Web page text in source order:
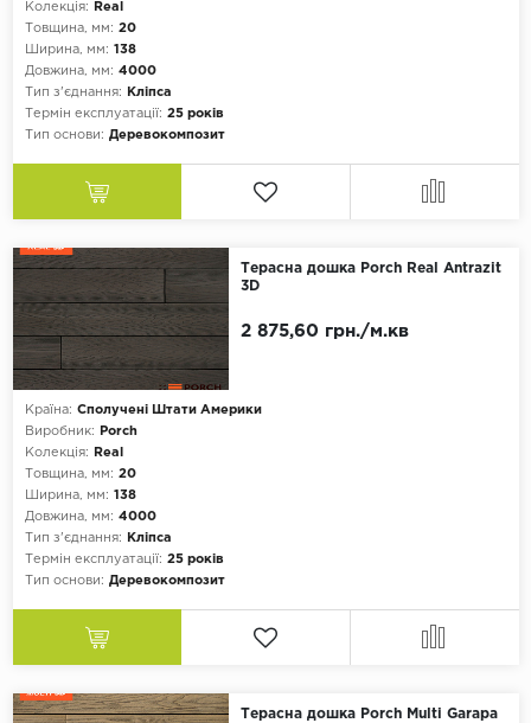
Колекція:
Real
Товщина, мм: 20
Ширина, мм: 138
Довжина, мм: 4000
Тип з'єднання:
Кліпса
Термін експлуатації: 25 років
Тип основи: Деревокомпозит
Терасна дошка Porch Real Antrazit
3D
Країна: Сполучені Штати Америки
Виробник:
Porch
Колекція:
Real
Товщина, мм: 20
Ширина, мм: 138
Довжина, мм: 4000
Тип з'єднання:
Кліпса
Термін експлуатації: 25 років
Тип основи: Деревокомпозит
2 875,60 грн./м.кв
Терасна дошка Porch Multi Garapa